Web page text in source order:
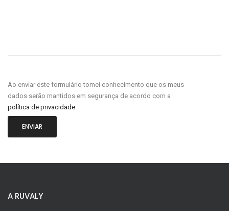
Ao enviar este formulário tomei conhecimento que os meus
dados serão mantidos em segurança de acordo com a
política de privacidade.
ENVIAR
A RUVALY